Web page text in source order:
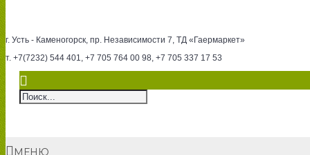
г. Усть - Каменогорск, пр. Независимости 7, ТД «Гаермаркет»
т. +7(7232) 544 401, +7 705 764 00 98, +7 705 337 17 53
МЕНЮ